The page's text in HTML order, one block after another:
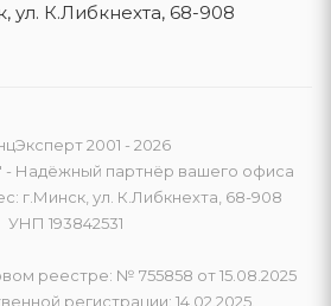
ул. К.Либкнехта, 68-908
2001 - 2026
Надёжный партнёр вашего офиса
г.Минск, ул. К.Либкнехта, 68-908
УНП 193842531
реестре: № 755858 от 15.08.2025
регистрации: 14.02.2025.